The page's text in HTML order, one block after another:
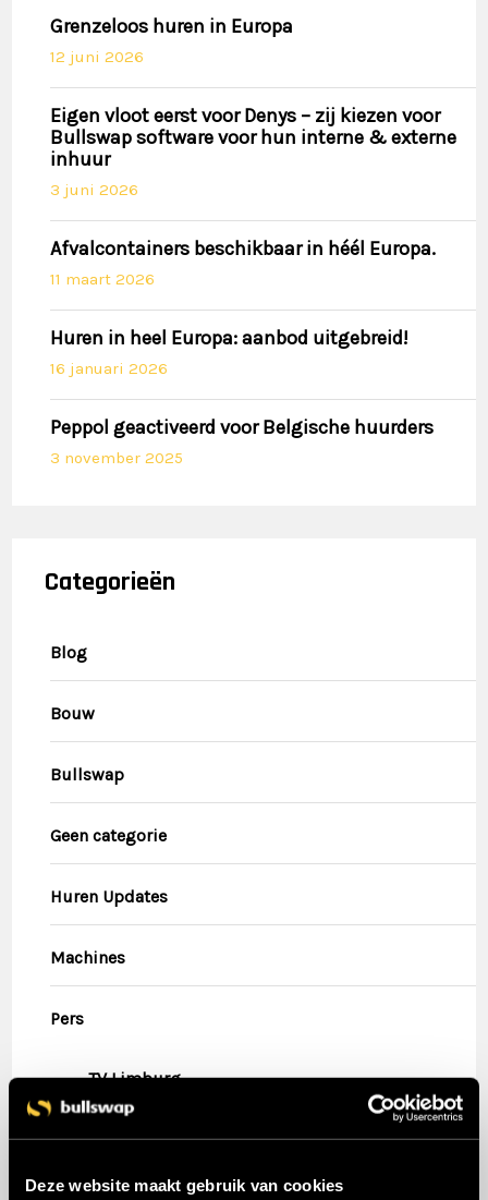
Deze website maakt gebruik van cookies
Grenzeloos huren in Europa
12 juni 2026
Eigen vloot eerst voor Denys – zij kiezen voor
Bullswap software voor hun interne & externe
inhuur
3 juni 2026
Afvalcontainers beschikbaar in héél Europa.
11 maart 2026
Huren in heel Europa: aanbod uitgebreid!
16 januari 2026
Peppol geactiveerd voor Belgische huurders
3 november 2025
Categorieën
Blog
Bouw
Bullswap
Geen categorie
Huren Updates
Machines
Pers
TV Limburg